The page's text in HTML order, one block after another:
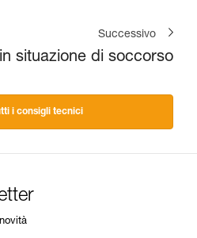
Successivo
situazione di soccorso
i consigli tecnici